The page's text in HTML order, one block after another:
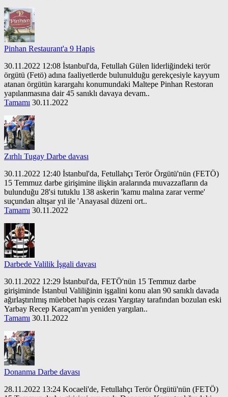
Pinhan Restaurant'a 9 Hapis
30.11.2022 12:08 İstanbul'da, Fetullah Gülen liderliğindeki terör
örgütü (Fetö) adına faaliyetlerde bulunulduğu gerekçesiyle kayyum
atanan örgütün karargahı konumundaki Maltepe Pinhan Restoran
yapılanmasına dair 45 sanıklı davaya devam..
Tamamı 30.11.2022
Zırhlı Tugay Darbe davası
30.11.2022 12:40 İstanbul'da, Fetullahçı Terör Örgütü'nün (FETÖ)
15 Temmuz darbe girişimine ilişkin aralarında muvazzafların da
bulunduğu 28'si tutuklu 138 askerin 'kamu malına zarar verme'
suçundan altışar yıl ile 'Anayasal düzeni ort..
Tamamı 30.11.2022
Darbede Valilik İşgali davası
30.11.2022 12:29 İstanbul'da, FETÖ'nün 15 Temmuz darbe
girişiminde İstanbul Valiliğinin işgalini konu alan 90 sanıklı davada
ağırlaştırılmış müebbet hapis cezası Yargıtay tarafından bozulan eski
Yarbay Recep Karaçam'ın yeniden yargılan..
Tamamı 30.11.2022
Donanma Darbe davası
28.11.2022 13:24 Kocaeli'de, Fetullahçı Terör Örgütü'nün (FETÖ)